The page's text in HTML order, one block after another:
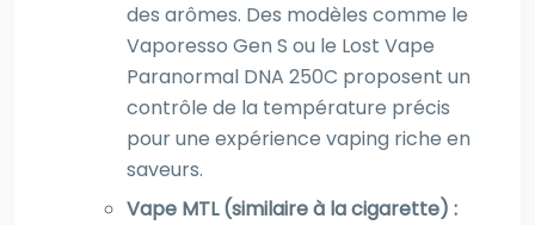
des arômes. Des modèles comme le
Vaporesso Gen S ou le Lost Vape
Paranormal DNA 250C proposent un
contrôle de la température précis
pour une expérience vaping riche en
saveurs.
Vape MTL (similaire à la cigarette) :